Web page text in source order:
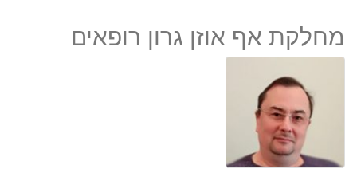
מחלקת אף אוזן גרון רופאים